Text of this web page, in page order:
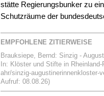
stätte Regierungsbunker zu
Schutzräume der
EMPFOHLENE ZITIERWEISE
Brauksiepe, Bernd: Sinzig -
In: Klöster und Stifte in
ahr/sinzig-augustinerinnenkloster-
Aufruf: 08.08.26)